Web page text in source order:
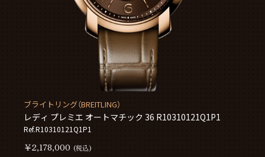
ブライトリング（BREITLING）
レディ プレミエ オートマチック 36 R10310121Q1P1
Ref.R10310121Q1P1
￥2,178,000 (税込)